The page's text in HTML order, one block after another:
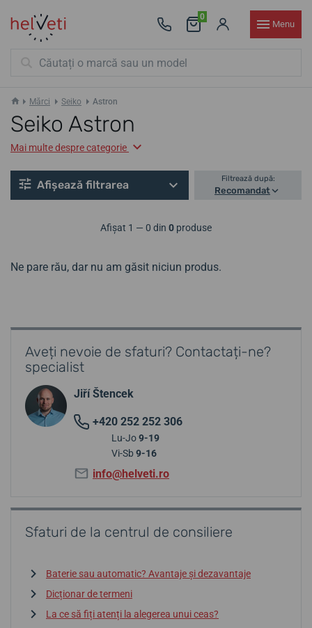
0
Menu
Mărci Seiko Astron
Seiko Astron
Mai multe despre categorie
Afișează filtrarea Filtrează după:
Recomandat
Afișat 1 — 0 din 0 produse
Ne pare rău, dar nu am găsit niciun produs.
Aveți nevoie de sfaturi? Contactați-ne?
specialist
Jiří Štencek
+420 252 252 306
Lu-Jo9-19
Vi-Sb 9-16
info@helveti.ro
Sfaturi de la centrul de consiliere
Baterie sau automatic? Avantaje și dezavantaje
Dicționar de termeni
La ce să fiți atenți la alegerea unui ceas?